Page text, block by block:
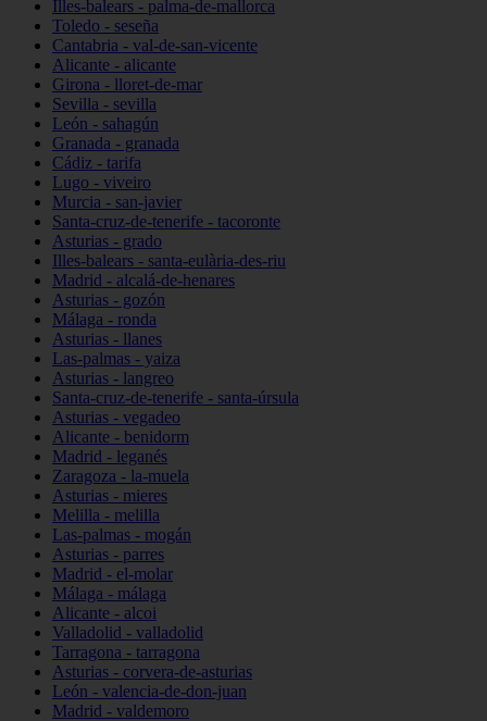
Illes-balears - palma-de-mallorca
Toledo - seseña
Cantabria - val-de-san-vicente
Alicante - alicante
Girona - lloret-de-mar
Sevilla - sevilla
León - sahagún
Granada - granada
Cádiz - tarifa
Lugo - viveiro
Murcia - san-javier
Santa-cruz-de-tenerife - tacoronte
Asturias - grado
Illes-balears - santa-eulària-des-riu
Madrid - alcalá-de-henares
Asturias - gozón
Málaga - ronda
Asturias - llanes
Las-palmas - yaiza
Asturias - langreo
Santa-cruz-de-tenerife - santa-úrsula
Asturias - vegadeo
Alicante - benidorm
Madrid - leganés
Zaragoza - la-muela
Asturias - mieres
Melilla - melilla
Las-palmas - mogán
Asturias - parres
Madrid - el-molar
Málaga - málaga
Alicante - alcoi
Valladolid - valladolid
Tarragona - tarragona
Asturias - corvera-de-asturias
León - valencia-de-don-juan
Madrid - valdemoro